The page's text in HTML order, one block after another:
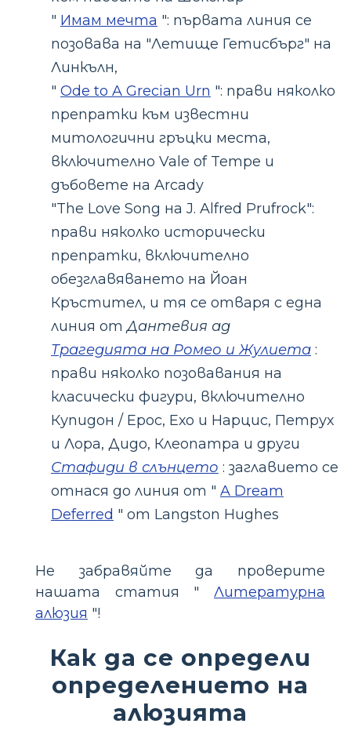
" Имам мечта ": първата линия се
позовава на "Летище Гетисбърг" на
Линкълн,
" Ode to A Grecian Urn ": прави няколко
препратки към известни
митологични гръцки места,
включително Vale of Tempe и
дъбовете на Arcady
"The Love Song на J. Alfred Prufrock":
прави няколко исторически
препратки, включително
обезглавяването на Йоан
Кръстител, и тя се отваря с една
линия отДантевия ад
Трагедията на Ромео и Жулиета :
прави няколко позовавания на
класически фигури, включително
Купидон / Ерос, Ехо и Нарцис, Петрух
и Лора, Дидо, Клеопатра и други
Стафиди в слънцето : заглавието се
отнася до линия от " A Dream
Deferred " от Langston Hughes
Не забравяйте да проверите
нашата статия " Литературна
алюзия "!
Как да се определи
определението на
алюзията